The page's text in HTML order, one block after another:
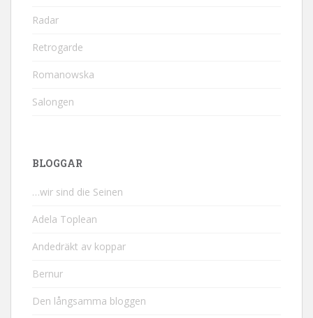
Radar
Retrogarde
Romanowska
Salongen
BLOGGAR
…wir sind die Seinen
Adela Toplean
Andedräkt av koppar
Bernur
Den långsamma bloggen